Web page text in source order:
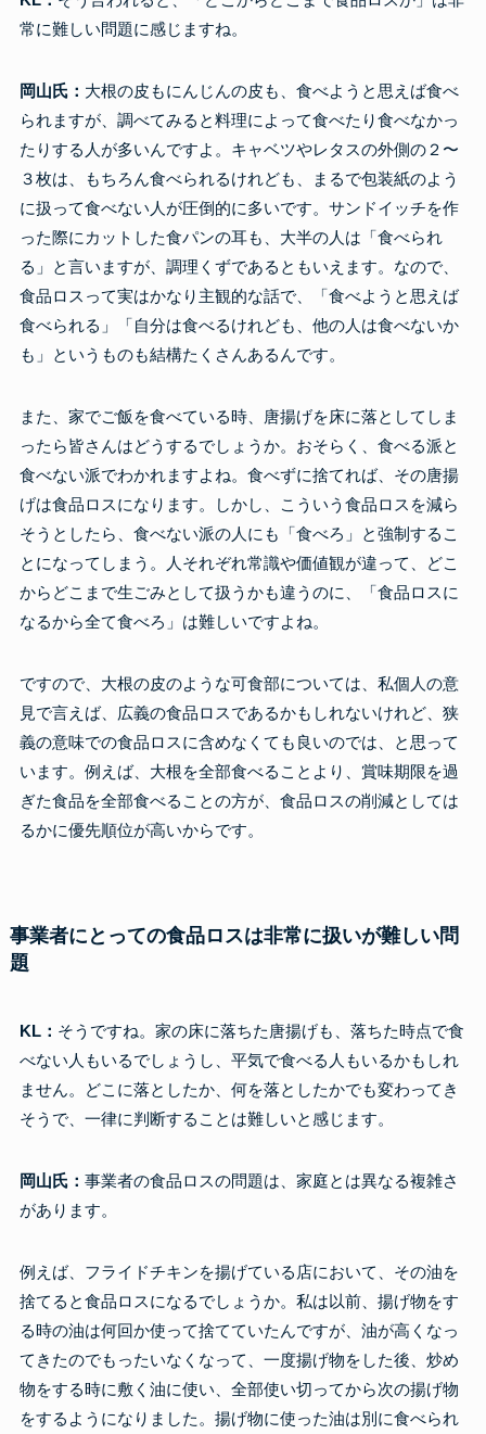
常に難しい問題に感じますね。
岡山氏： 大根の皮もにんじんの皮も、食べようと思えば食べ
られますが、調べてみると料理によって食べたり食べなかっ
たりする人が多いんですよ。キャベツやレタスの外側の２〜
３枚は、もちろん食べられるけれども、まるで包装紙のよう
に扱って食べない人が圧倒的に多いです。サンドイッチを作
った際にカットした食パンの耳も、大半の人は「食べられ
る」と言いますが、調理くずであるともいえます。なので、
食品ロスって実はかなり主観的な話で、「食べようと思えば
食べられる」「自分は食べるけれども、他の人は食べないか
も」というものも結構たくさんあるんです。
また、家でご飯を食べている時、唐揚げを床に落としてしま
ったら皆さんはどうするでしょうか。おそらく、食べる派と
食べない派でわかれますよね。食べずに捨てれば、その唐揚
げは食品ロスになります。しかし、こういう食品ロスを減ら
そうとしたら、食べない派の人にも「食べろ」と強制するこ
とになってしまう。人それぞれ常識や価値観が違って、どこ
からどこまで生ごみとして扱うかも違うのに、「食品ロスに
なるから全て食べろ」は難しいですよね。
ですので、大根の皮のような可食部については、私個人の意
見で言えば、広義の食品ロスであるかもしれないけれど、狭
義の意味での食品ロスに含めなくても良いのでは、と思って
います。例えば、大根を全部食べることより、賞味期限を過
ぎた食品を全部食べることの方が、食品ロスの削減としては
るかに優先順位が高いからです。
事業者にとっての食品ロスは非常に扱いが難しい問
題
KL： そうですね。家の床に落ちた唐揚げも、落ちた時点で食
べない人もいるでしょうし、平気で食べる人もいるかもしれ
ません。どこに落としたか、何を落としたかでも変わってき
そうで、一律に判断することは難しいと感じます。
岡山氏： 事業者の食品ロスの問題は、家庭とは異なる複雑さ
があります。
例えば、フライドチキンを揚げている店において、その油を
捨てると食品ロスになるでしょうか。私は以前、揚げ物をす
る時の油は何回か使って捨てていたんですが、油が高くなっ
てきたのでもったいなくなって、一度揚げ物をした後、炒め
物をする時に敷く油に使い、全部使い切ってから次の揚げ物
をするようになりました。揚げ物に使った油は別に食べられ